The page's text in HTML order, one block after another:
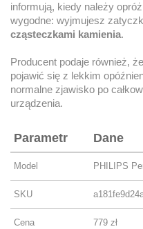
informują, kiedy należy
wygodne: wyjmujesz
cząsteczkami kamienia.
Producent podaje również,
pojawić się z lekkim
normalne zjawisko po
urządzenia.
Parametr Dane
Model PHILIPS
SKU
Cena 779 zł